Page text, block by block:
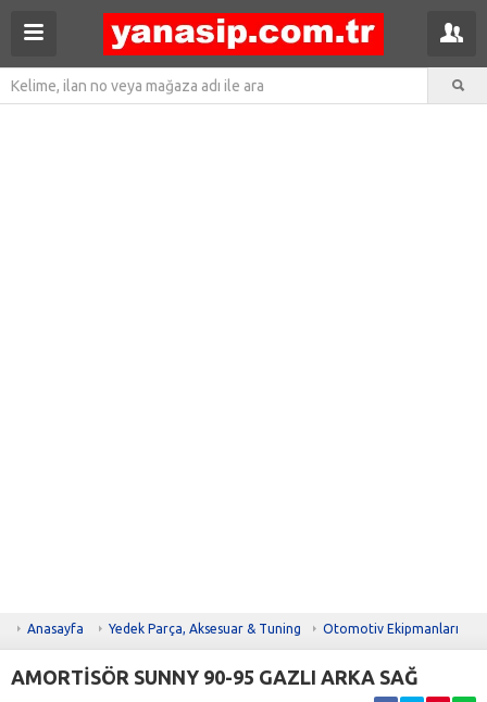
Anasayfa Yedek Parça, Aksesuar & Tuning Otomotiv Ekipmanları
AMORTİSÖR SUNNY 90-95 GAZLI ARKA SAĞ